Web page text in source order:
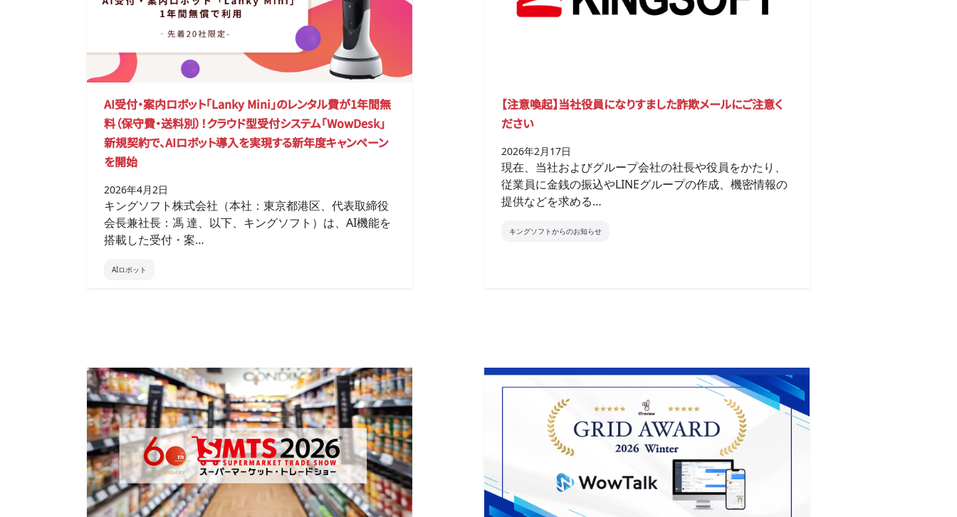
AI受付・案内ロボット「Lanky Mini」のレンタル費が1年間無
料（保守費・送料別）！クラウド型受付システム「WowDesk」
新規契約で、AIロボット導入を実現する新年度キャンペーン
を開始
2026年4月2日
キングソフト株式会社（本社：東京都港区、代表取締役
会長兼社長：馮 達、以下、キングソフト）は、AI機能を
搭載した受付・案…
AIロボット
【注意喚起】当社役員になりすました詐欺メールにご注意く
ださい
2026年2月17日
現在、当社およびグループ会社の社長や役員をかたり、
従業員に金銭の振込やLINEグループの作成、機密情報の
提供などを求める…
キングソフトからのお知らせ